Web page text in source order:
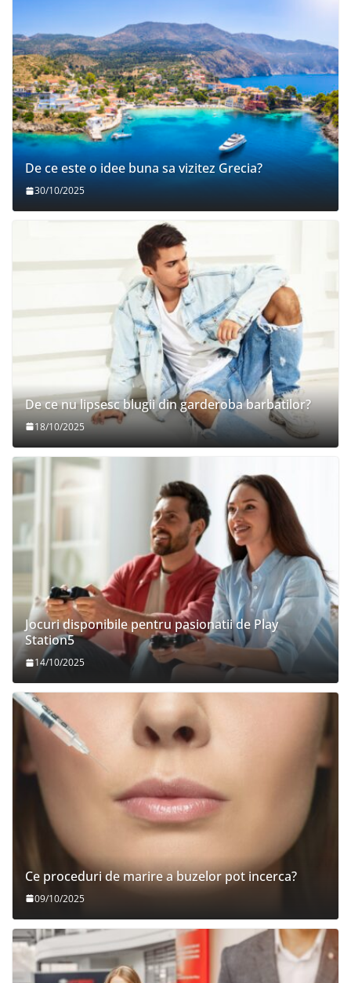
De ce este o idee buna sa vizitez Grecia?
30/10/2025
De ce nu lipsesc blugii din garderoba barbatilor?
18/10/2025
Jocuri disponibile pentru pasionatii de Play
Station5
14/10/2025
Ce proceduri de marire a buzelor pot incerca?
09/10/2025